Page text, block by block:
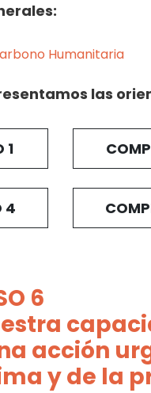
Humanitaria
las
1
4
6
acción
y de la